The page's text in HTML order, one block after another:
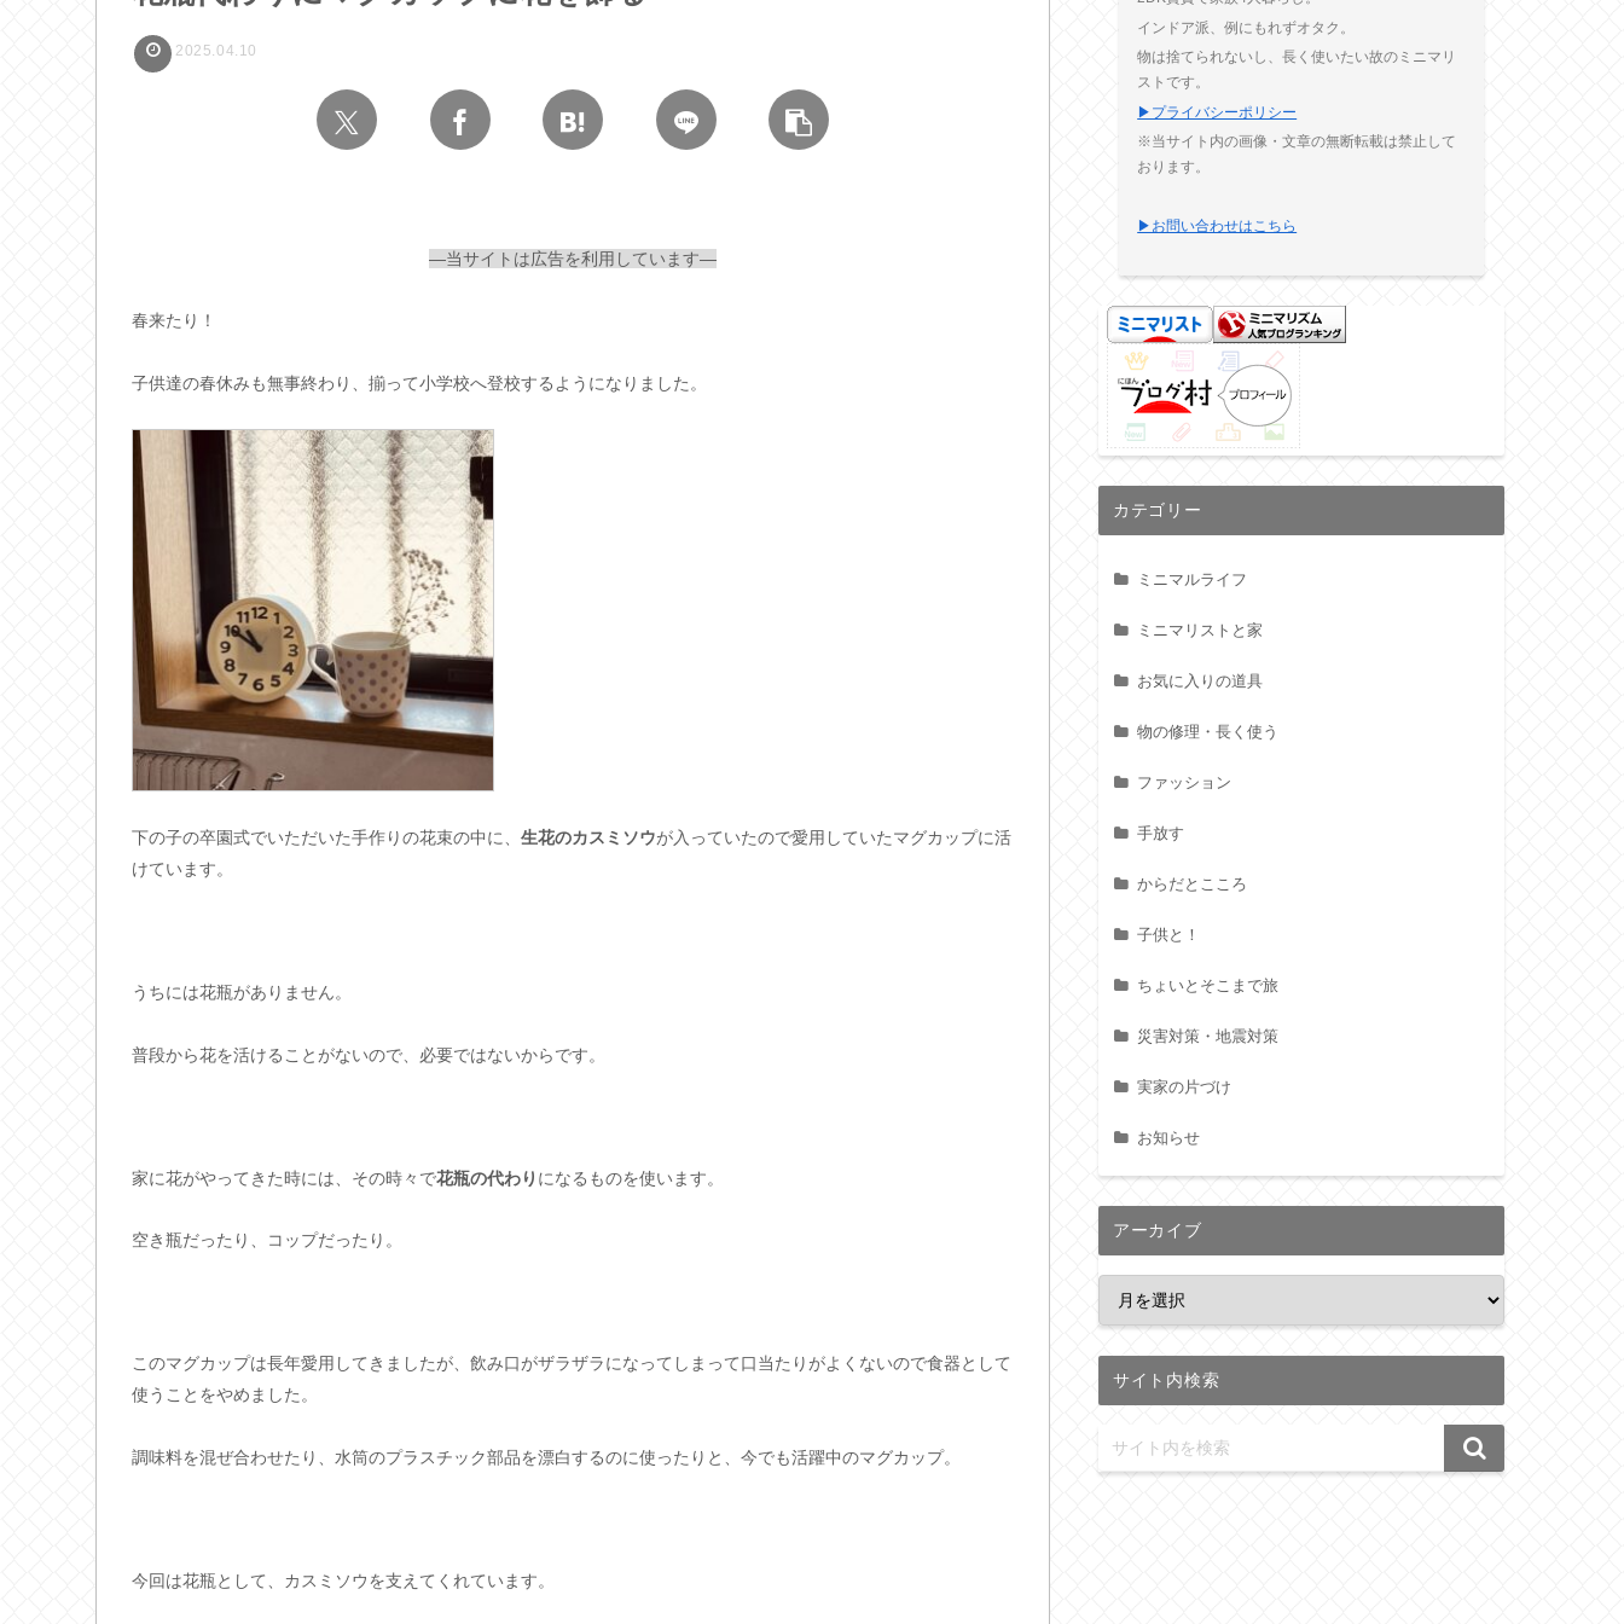
2025.04.10
—当サイトは広告を利用しています—
春来たり！
子供達の春休みも無事終わり、揃って小学校へ登校するようになりました。
下の子の卒園式でいただいた手作りの花束の中に、 生花のカスミソウが入っていたので愛用していたマグカップに活
けています。
うちには花瓶がありません。
普段から花を活けることがないので、必要ではないからです。
家に花がやってきた時には、その時々で花瓶の代わり になるものを使います。
空き瓶だったり、コップだったり。
このマグカップは長年愛用してきましたが、飲み口がザラザラになってしまって口当たりがよくないので食器として
使うことをやめました。
調味料を混ぜ合わせたり、水筒のプラスチック部品を漂白するのに使ったりと、今でも活躍中のマグカップ。
今回は花瓶として、カスミソウを支えてくれています。
インドア派、例にもれずオタク。
物は捨てられないし、長く使いたい故のミニマリ
ストです。
▶プライバシーポリシー
※当サイト内の画像・文章の無断転載は禁止して
おります。
▶お問い合わせはこちら
カテゴリー
ミニマルライフ
ミニマリストと家
お気に入りの道具
物の修理・長く使う
ファッション
手放す
からだとこころ
子供と！
ちょいとそこまで旅
災害対策・地震対策
実家の片づけ
お知らせ
アーカイブ
サイト内検索